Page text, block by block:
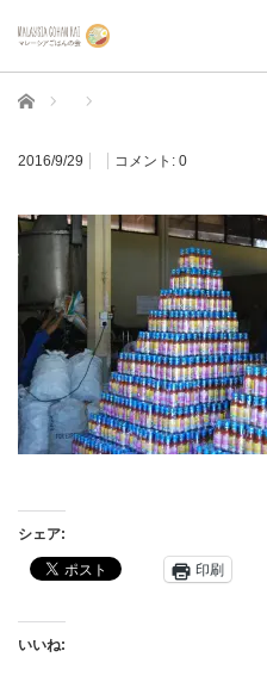
ホーム
2016/9/29 コメント: 0
シェア:
印刷
いいね: